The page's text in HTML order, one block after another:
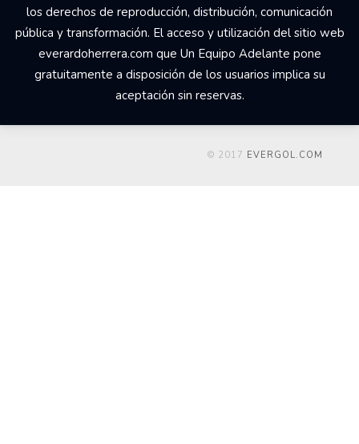
los derechos de reproducción, distribución, comunicación
pública y transformación. El acceso y utilización del sitio web
everardoherrera.com que Un Equipo Adelante pone
gratuitamente a disposición de los usuarios implica su
aceptación sin reservas.
© 2017 EVERGOL.COM